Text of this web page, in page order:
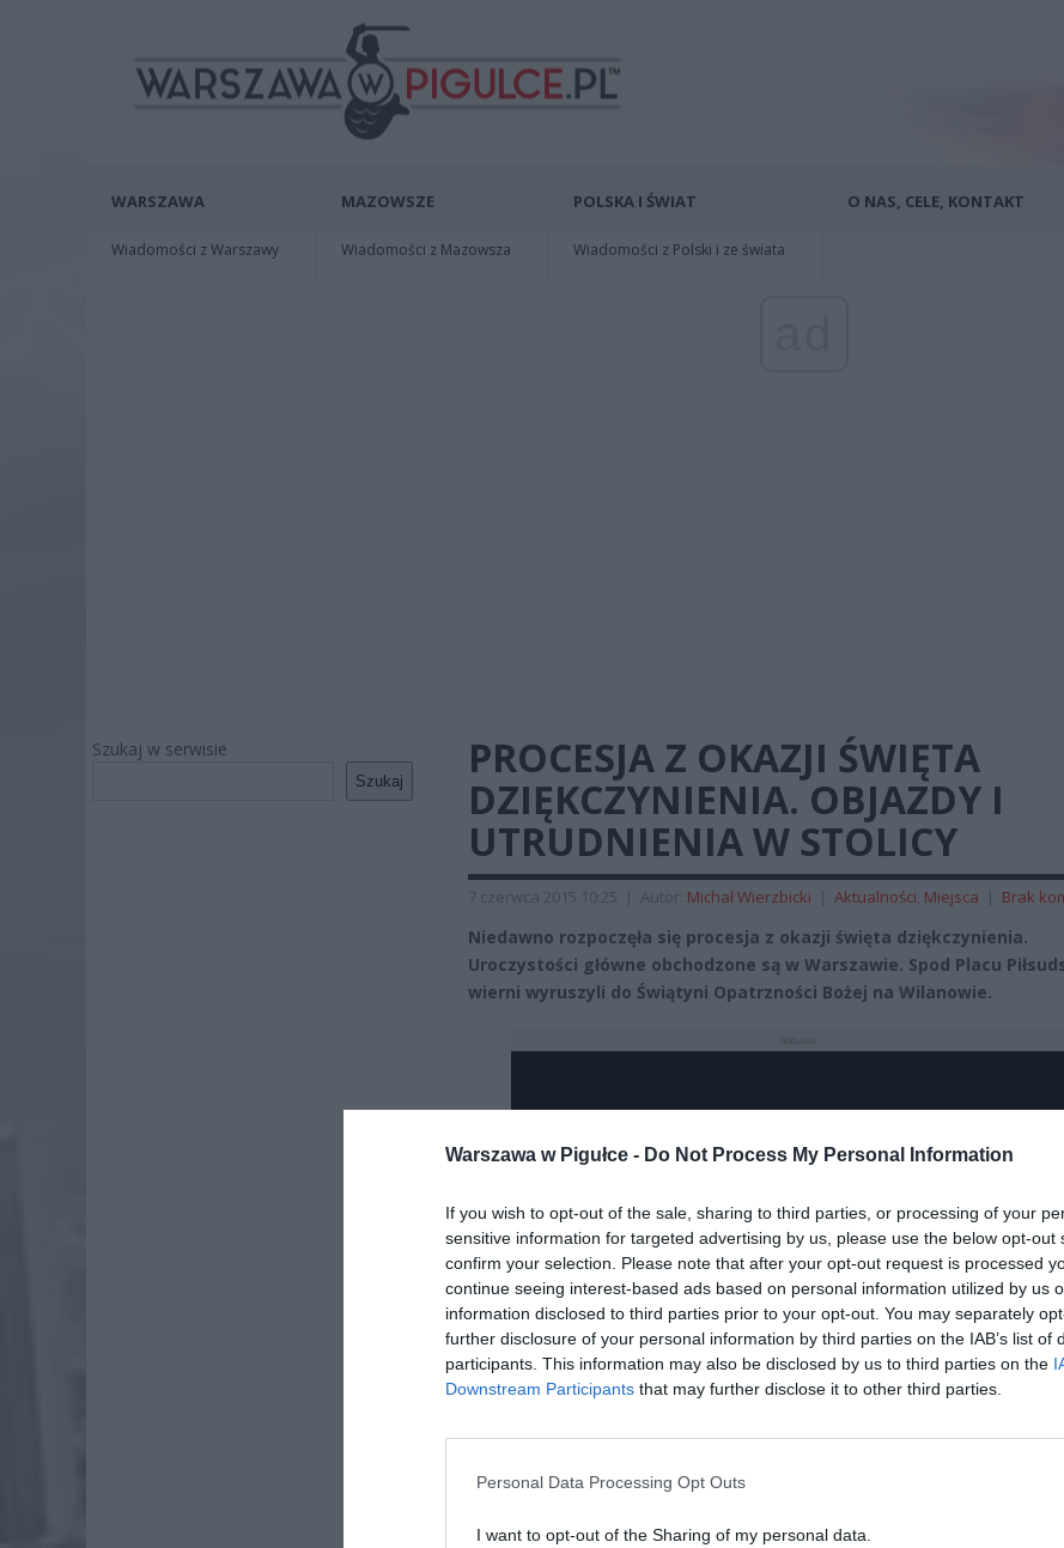
Warszawa w Pigułce - Do Not Process My Personal Information
If you wish to opt-out of the sale, sharing to third parties, or processing of your
sensitive information for targeted advertising by us, please use the below opt-out
confirm your selection. Please note that after your opt-out request is processed
continue seeing interest-based ads based on personal information utilized by us
information disclosed to third parties prior to your opt-out. You may separately
further disclosure of your personal information by third parties on the IAB’s list of
participants. This information may also be disclosed by us to third parties on the
Downstream Participants that may further disclose it to other third parties.
Personal Data Processing Opt Outs
I want to opt-out of the Sharing of my personal data.
WARSZAWA
Wiadomości z Warszawy
MAZOWSZE
Wiadomości z Mazowsza
POLSKA I ŚWIAT
Wiadomości z Polski i ze świata
O NAS, CELE, KONTAKT
Szukaj w serwisie
Szukaj
PROCESJA Z OKAZJI ŚWIĘTA
DZIĘKCZYNIENIA. OBJAZDY I
UTRUDNIENIA W STOLICY
7 czerwca 2015 10:25 | Autor: Michał Wierzbicki | Aktualności Miejsca | Brak
Niedawno rozpoczęła się procesja z okazji święta dziękczynienia.
Uroczystości główne obchodzone są w Warszawie. Spod Placu
wierni wyruszyli do Świątyni Opatrzności Bożej na Wilanowie.
Play
Dodaj nas do preferowanych źródeł w Google